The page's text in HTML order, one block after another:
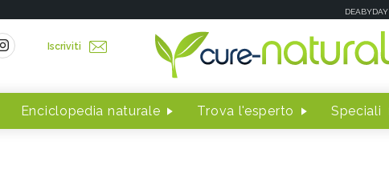
DEABYDAY
Iscriviti
Enciclopedia naturale Trova l'esperto Speciali